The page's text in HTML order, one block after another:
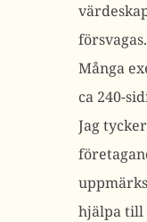
försvagas.
Många
ca 240-
Jag
hjälpa till